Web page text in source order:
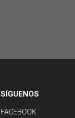
SÍGUENOS
FACEBOOK